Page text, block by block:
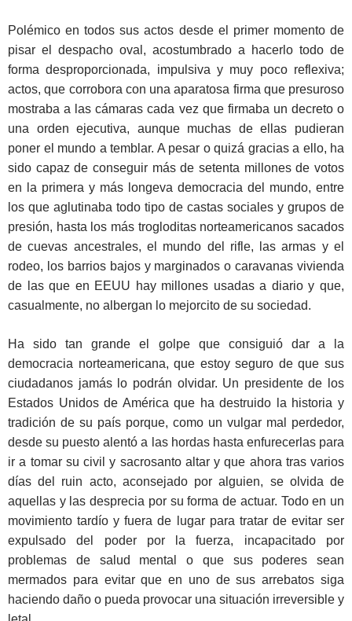
Polémico en todos sus actos desde el primer momento de
pisar el despacho oval, acostumbrado a hacerlo todo de
forma desproporcionada, impulsiva y muy poco reflexiva;
actos, que corrobora con una aparatosa firma que presuroso
mostraba a las cámaras cada vez que firmaba un decreto o
una orden ejecutiva, aunque muchas de ellas pudieran
poner el mundo a temblar. A pesar o quizá gracias a ello, ha
sido capaz de conseguir más de setenta millones de votos
en la primera y más longeva democracia del mundo, entre
los que aglutinaba todo tipo de castas sociales y grupos de
presión, hasta los más trogloditas norteamericanos sacados
de cuevas ancestrales, el mundo del rifle, las armas y el
rodeo, los barrios bajos y marginados o caravanas vivienda
de las que en EEUU hay millones usadas a diario y que,
casualmente, no albergan lo mejorcito de su sociedad.
Ha sido tan grande el golpe que consiguió dar a la
democracia norteamericana, que estoy seguro de que sus
ciudadanos jamás lo podrán olvidar. Un presidente de los
Estados Unidos de América que ha destruido la historia y
tradición de su país porque, como un vulgar mal perdedor,
desde su puesto alentó a las hordas hasta enfurecerlas para
ir a tomar su civil y sacrosanto altar y que ahora tras varios
días del ruin acto, aconsejado por alguien, se olvida de
aquellas y las desprecia por su forma de actuar. Todo en un
movimiento tardío y fuera de lugar para tratar de evitar ser
expulsado del poder por la fuerza, incapacitado por
problemas de salud mental o que sus poderes sean
mermados para evitar que en uno de sus arrebatos siga
haciendo daño o pueda provocar una situación irreversible y